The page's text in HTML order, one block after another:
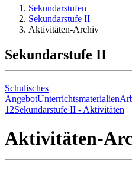
Sekundarstufen
Sekundarstufe II
Aktivitäten-Archiv
Sekundarstufe II
Schulisches
AngebotUnterrichtsmaterialien
12Sekundarstufe II - Aktivitäten
Aktivitäten-